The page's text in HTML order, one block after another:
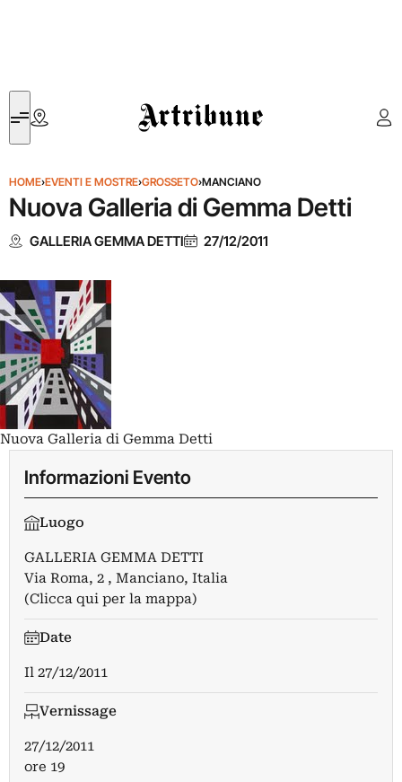
Artribune
HOME›EVENTI E MOSTRE›GROSSETO›MANCIANO
Nuova Galleria di Gemma Detti
GALLERIA GEMMA DETTI 27/12/2011
Nuova Galleria di Gemma Detti
Informazioni Evento
Luogo
GALLERIA GEMMA DETTI
Via Roma, 2 , Manciano, Italia
(Clicca qui per la mappa)
Date
Il 27/12/2011
Vernissage
27/12/2011
ore 19